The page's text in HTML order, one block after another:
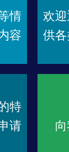
情
容
欢
供
特
请